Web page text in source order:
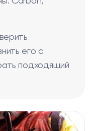
его с
подходящий